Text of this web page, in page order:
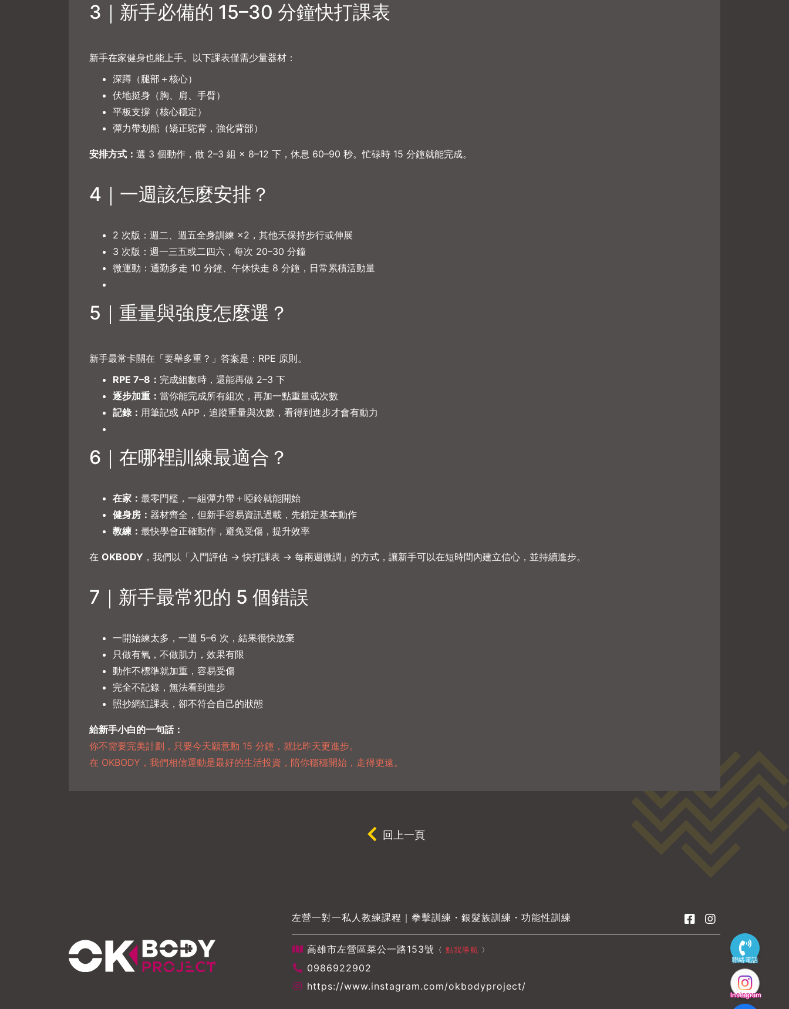
3｜新手必備的 15–30 分鐘快打課表
新手在家健身也能上手。以下課表僅需少量器材：
深蹲（腿部＋核心）
伏地挺身（胸、肩、手臂）
平板支撐（核心穩定）
彈力帶划船（矯正駝背，強化背部）
安排方式： 選 3 個動作，做 2–3 組 × 8–12 下，休息 60–90 秒。忙碌時 15 分鐘就能完成。
4｜一週該怎麼安排？
2 次版：週二、週五全身訓練 ×2，其他天保持步行或伸展
3 次版：週一三五或二四六，每次 20–30 分鐘
微運動：通勤多走 10 分鐘、午休快走 8 分鐘，日常累積活動量
5｜重量與強度怎麼選？
新手最常卡關在「要舉多重？」答案是：RPE 原則。
RPE 7–8： 完成組數時，還能再做 2–3 下
逐步加重： 當你能完成所有組次，再加一點重量或次數
記錄： 用筆記或 APP，追蹤重量與次數，看得到進步才會有動力
6｜在哪裡訓練最適合？
在家： 最零門檻，一組彈力帶＋啞鈴就能開始
健身房： 器材齊全，但新手容易資訊過載，先鎖定基本動作
教練： 最快學會正確動作，避免受傷，提升效率
在 OKBODY ，我們以「入門評估 → 快打課表 → 每兩週微調」的方式，讓新手可以在短時間內建立信心，並持續進步。
7｜新手最常犯的 5 個錯誤
一開始練太多，一週 5–6 次，結果很快放棄
只做有氧，不做肌力，效果有限
動作不標準就加重，容易受傷
完全不記錄，無法看到進步
照抄網紅課表，卻不符合自己的狀態
給新手小白的一句話：
你不需要完美計劃，只要今天願意動 15 分鐘，就比昨天更進步。
在 OKBODY，我們相信運動是最好的生活投資，陪你穩穩開始，走得更遠。
回上一頁
左營一對一私人教練課程｜拳擊訓練・銀髮族訓練・功能性訓練
高雄市左營區菜公一路153號 〈 點我導航 〉
0986922902
https://www.instagram.com/okbodyproject/
聯絡電話
Instagram